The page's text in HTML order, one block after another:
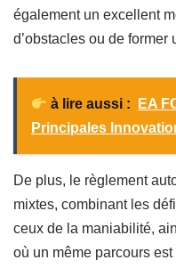
également un excellent
d’obstacles ou de former
à lire aussi :
EA
Principales
De plus, le règlement
mixtes, combinant les
ceux de la maniabilité,
où un même parcours